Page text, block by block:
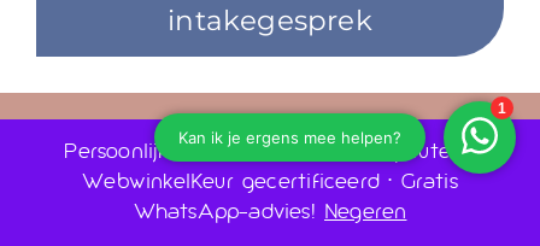
intakegesprek
0243030880
Ruime openingstijden
Persoonlijk advies door huidtherapeuten •
WebwinkelKeur gecertificeerd • Gratis
WhatsApp-advies!Negeren